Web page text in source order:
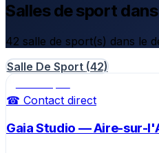
Salles de sport
42 salle de sport(s) dans le
Salle De Sport (42)
☎ Contact direct
Gaia Studio — Aire-sur-